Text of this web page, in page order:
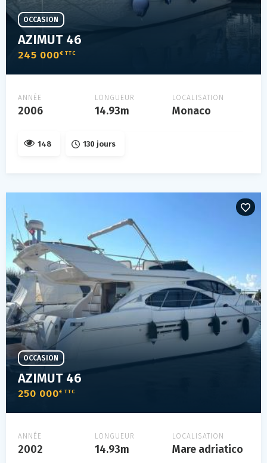
AZIMUT 46
245 000€ TTC
OCCASION
ANNÉE
2006
LONGUEUR
14.93m
LOCALISATION
Monaco
148 130 jours
AZIMUT 46
250 000€ TTC
OCCASION
ANNÉE
2002
LONGUEUR
14.93m
LOCALISATION
Mare adriatico